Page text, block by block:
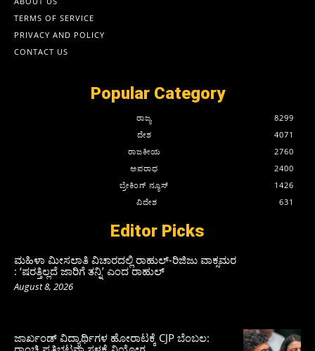
TERMS OF SERVICE
PRIVACY AND POLICY
CONTACT US
Popular Category
ರಾಜ್ಯ
8299
ದೇಶ
4071
ರಾಜಕೀಯ
2760
ಅಪರಾಧ
2400
ಬ್ರೇಕಿಂಗ್ ನ್ಯೂಸ್
1426
ವಿದೇಶ
631
Editor Picks
ಮಹಿಳಾ ಮೀಸಲಾತಿ ವಿಚಾರದಲ್ಲಿ ರಾಹುಲ್‌-ರಿಜಿಜು ವಾಕ್ಸಮರ
: ‘ಷರತ್ತಿಲ್ಲದೆ ಜಾರಿಗೆ ತನ್ನಿ’ ಎಂದ ರಾಹುಲ್‌
August 8, 2026
ಜಾರ್ಖಂಡ್‌ ವಿದ್ಯಾರ್ಥಿಗಳ ಹೋರಾಟಕ್ಕೆ CJP ಬೆಂಬಲ: